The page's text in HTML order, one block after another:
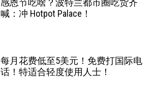
感恩节吃啥？波特兰都市圈吃货齐
喊：冲 Hotpot Palace！
每月花费低至5美元！免费打国际电
话！特适合轻度使用人士！